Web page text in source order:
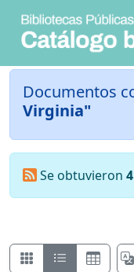
Documentos
Virginia"
Se obtuvieron 4